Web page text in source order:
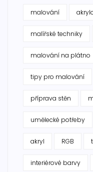
malování
malířské techniky
malování na plátno
tipy pro malování
příprava stěn
umělecké potřeby
akryl RGB
interiérové barvy